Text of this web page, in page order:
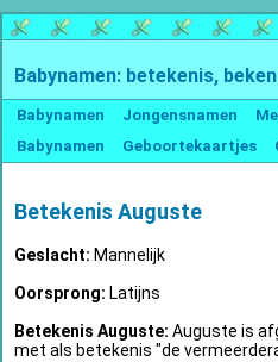
Babynamen: betekenis,
Babynamen Jongensnamen
Babynamen
Geboortekaartjes
Betekenis Auguste
Geslacht: Mannelijk
Oorsprong: Latijns
Betekenis Auguste: Auguste is
met als betekenis "de